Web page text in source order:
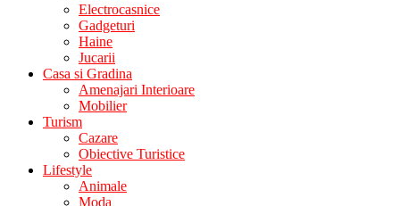
Electrocasnice
Gadgeturi
Haine
Jucarii
Casa si Gradina
Amenajari Interioare
Mobilier
Turism
Cazare
Obiective Turistice
Lifestyle
Animale
Moda